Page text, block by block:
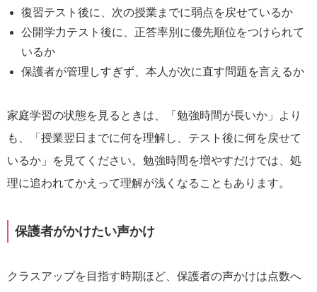
復習テスト後に、次の授業までに弱点を戻せているか
公開学力テスト後に、正答率別に優先順位をつけられて
いるか
保護者が管理しすぎず、本人が次に直す問題を言えるか
家庭学習の状態を見るときは、「勉強時間が長いか」より
も、「授業翌日までに何を理解し、テスト後に何を戻せて
いるか」を見てください。勉強時間を増やすだけでは、処
理に追われてかえって理解が浅くなることもあります。
保護者がかけたい声かけ
クラスアップを目指す時期ほど、保護者の声かけは点数へ